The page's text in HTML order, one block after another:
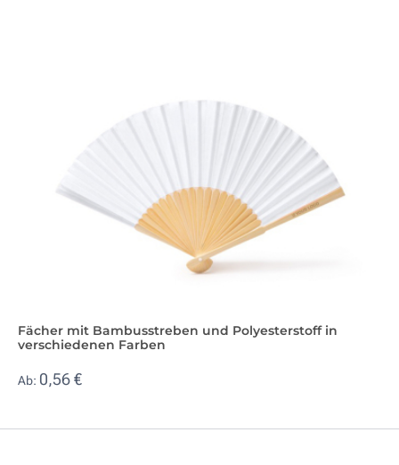
Fächer mit Bambusstreben und Polyesterstoff in
verschiedenen Farben
Ab: 0,56 €